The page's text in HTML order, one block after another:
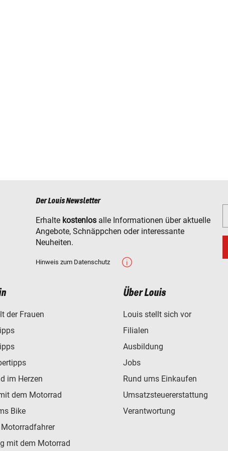
Der Louis Newsletter
Erhalte kostenlos alle Informationen über aktuelle
Angebote, Schnäppchen oder interessante
Neuheiten.
Hinweis zum Datenschutz
der Frauen
im Herzen
dem Motorrad
Bike
Motorradfahrer
mit dem Motorrad
Über Louis
Louis stellt sich vor
Filialen
Ausbildung
Jobs
Rund ums Einkaufen
Umsatzsteuererstattung
Verantwortung